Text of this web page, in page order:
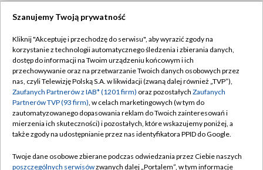
TVP
Abonament TVP
Emisja w TVP
Centrum informacji TVP
Naziemna Telewizja Cyfrowa
Rada Programowa
Regulamin TVP
Polityka prywatności
Moje zgody
Pomoc
Szanujemy Twoją prywatność
Kliknij "Akceptuję i przechodzę do serwisu", aby wyrazić zgody na
korzystanie z technologii automatycznego śledzenia i zbierania danych,
dostęp do informacji na Twoim urządzeniu końcowym i ich
przechowywanie oraz na przetwarzanie Twoich danych osobowych przez
nas, czyli Telewizję Polską S.A. w likwidacji (zwaną dalej również „TVP”),
Zaufanych Partnerów z IAB* (1201 firm) oraz pozostałych Zaufanych
Partnerów TVP (93 firm), w celach marketingowych (w tym do
zautomatyzowanego dopasowania reklam do Twoich zainteresowań i
mierzenia ich skuteczności) i pozostałych, które wskazujemy poniżej, a
także zgody na udostępnianie przez nas identyfikatora PPID do Google.
Twoje dane osobowe zbierane podczas odwiedzania przez Ciebie naszych
poszczególnych serwisówzwanych dalej „Portalem”, w tym informacje